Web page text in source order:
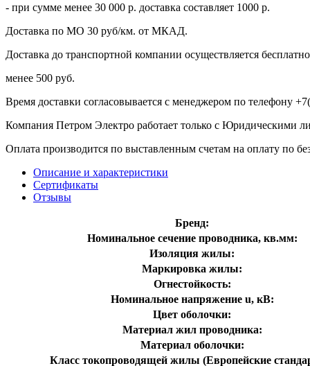
- при сумме менее 30 000 р. доставка составляет 1000 р.
Доставка по МО 30 руб/км. от МКАД.
Доставка до транспортной компании осуществляется
менее 500 руб.
Время доставки согласовывается с менеджером по телефону
Компания Петром Электро работает только с Юридическими
Оплата производится по выставленным счетам на оплату по
Описание и характеристики
Сертификаты
Отзывы
Бренд:
Номинальное сечение проводника, кв.мм:
Изоляция жилы:
Маркировка жилы:
Огнестойкость:
Номинальное напряжение u, кВ:
Цвет оболочки:
Материал жил проводника:
Материал оболочки:
Класс токопроводящей жилы (Европейские